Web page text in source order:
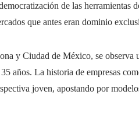
de las herramientas
que antes eran dominio
y Ciudad de México, se observa
años. La historia de empresas
joven, apostando por